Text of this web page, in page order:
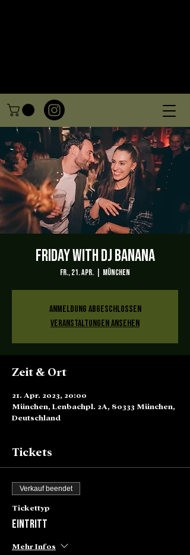
Friday with DJ Banana
Fr., 21. Apr. München
Anmeldung abgeschlossen
Veranstaltungen ansehen
Zeit & Ort
21. Apr. 2023, 20:00
München, Lenbachpl. 2A, 80333 München,
Deutschland
Tickets
Verkauf beendet
Tickettyp
Eintritt
Mehr Infos